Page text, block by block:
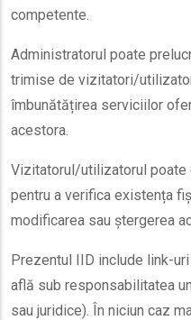
competente.
Administratorul poate
trimise de vizitatori/
îmbunătățirea serviciilor
acestora.
Vizitatorul/utilizatorul poate
pentru a verifica existența
modificarea sau ștergerea
Prezentul IID include link-
află sub responsabilitatea
sau juridice). În niciun caz